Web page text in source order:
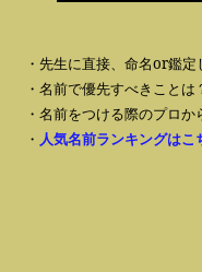
・先生に直接、命名or鑑
・名前で優先すべきこと
・名前をつける際のプロか
・ 人気名前ランキングはこ